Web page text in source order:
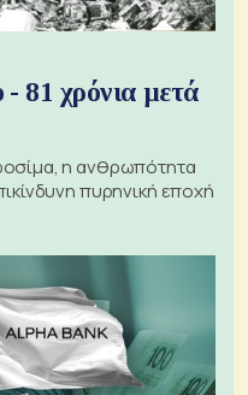
81 χρόνια μετά
η ανθρωπότητα
πυρηνική εποχή